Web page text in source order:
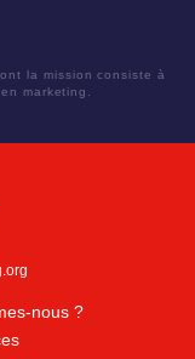
la mission consiste à
marketing.
nous ?